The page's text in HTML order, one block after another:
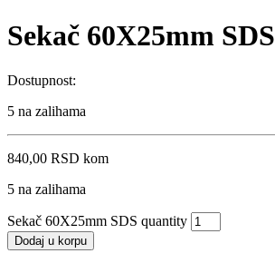
Sekač 60X25mm SDS
Dostupnost:
5 na zalihama
840,00 RSD kom
5 na zalihama
Sekač 60X25mm SDS quantity
Dodaj u korpu